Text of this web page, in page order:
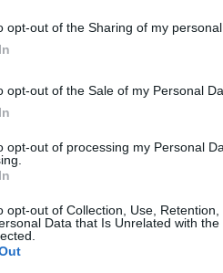
opt-out of the Sharing of my personal
opt-out of the Sale of my Personal
opt-out of processing my Personal
opt-out of Collection, Use,
Data that Is Unrelated with
προορισμό την
της Ιστιαίας, και η
περιοχή κατέπλευσαν δύο
εταιρεία η διαδικασία